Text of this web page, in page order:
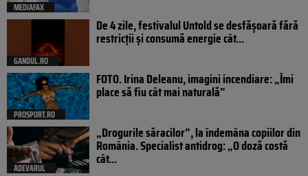
MEDIAFAX
GANDUL.RO
De 4 zile, festivalul Untold se desfășoară fără
restricții și consumă energie cât...
PROSPORT.RO
FOTO. Irina Deleanu, imagini incendiare: „Îmi
place să fiu cât mai naturală”
ADEVARUL
„Drogurile săracilor”, la îndemâna copiilor din
România. Specialist antidrog: „O doză costă
cât...